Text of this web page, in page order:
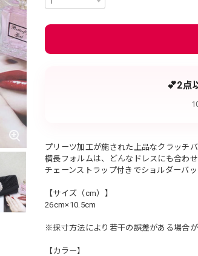
💕2点
プリーツ加工が施された上品なクラッチ
横長フォルムは、どんなドレスにも合わ
チェーンストラップ付きでショルダーバッ
【サイズ（cm）】
26cm×10.5cm
※採寸方法により若干の誤差がある場合が
【カラー】